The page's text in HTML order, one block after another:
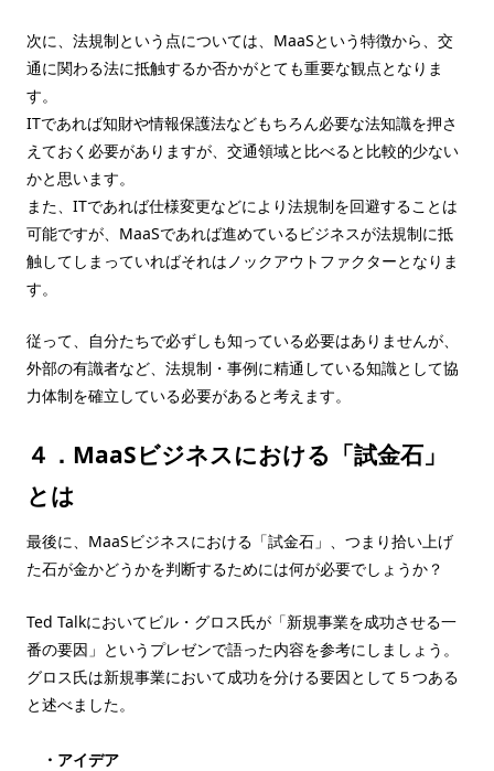
次に、法規制という点については、MaaSという特徴から、交
通に関わる法に抵触するか否かがとても重要な観点となりま
す。
ITであれば知財や情報保護法などもちろん必要な法知識を押さ
えておく必要がありますが、交通領域と比べると比較的少ない
かと思います。
また、ITであれば仕様変更などにより法規制を回避することは
可能ですが、MaaSであれば進めているビジネスが法規制に抵
触してしまっていればそれはノックアウトファクターとなりま
す。
従って、自分たちで必ずしも知っている必要はありませんが、
外部の有識者など、法規制・事例に精通している知識として協
力体制を確立している必要があると考えます。
４．MaaSビジネスにおける「試金石」
とは
最後に、MaaSビジネスにおける「試金石」、つまり拾い上げ
た石が金かどうかを判断するためには何が必要でしょうか？
Ted Talkにおいてビル・グロス氏が「新規事業を成功させる一
番の要因」というプレゼンで語った内容を参考にしましょう。
グロス氏は新規事業において成功を分ける要因として５つある
と述べました。
・アイデア